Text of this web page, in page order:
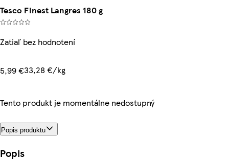
Tesco Finest Langres 180 g
Zatiaľ bez hodnotení
5,99 €33,28 €/kg
Tento produkt je momentálne nedostupný
Popis produktu
Popis